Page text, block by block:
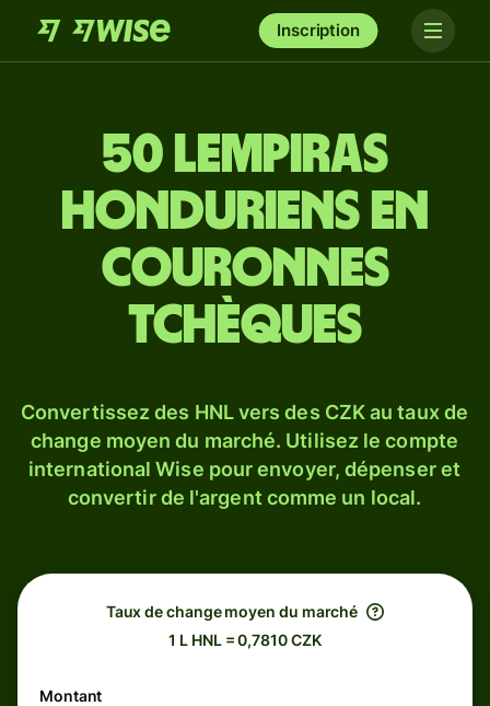
Inscription
50 lempiras
honduriens en
couronnes
tchèques
Convertissez des HNL vers des CZK au taux de
change moyen du marché. Utilisez le compte
international Wise pour envoyer, dépenser et
convertir de l'argent comme un local.
Taux de change moyen du marché
1 L HNL = 0,7810 CZK
Montant